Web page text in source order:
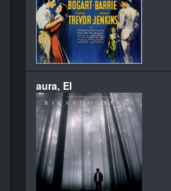
aura, El